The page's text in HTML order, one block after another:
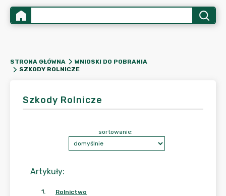
STRONA GŁÓWNA
WNIOSKI DO POBRANIA
SZKODY ROLNICZE
Szkody Rolnicze
Artykuły:
sortowanie:
1.
Rolnictwo